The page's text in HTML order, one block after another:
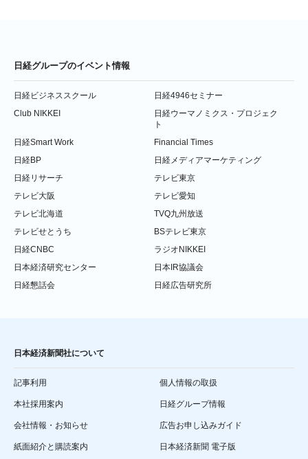
日経グループのイベント情報
日経ビジネススクール
日経4946セミナー
Club NIKKEI
日経ウーマノミクス・プロジェク
ト
日経Smart Work
Financial Times
日経BP
日経メディアマーケティング
日経リサーチ
テレビ東京
テレビ大阪
テレビ愛知
テレビ北海道
TVQ九州放送
テレビせとうち
BSテレビ東京
日経CNBC
ラジオNIKKEI
日本経済研究センター
日本IR協議会
日経懇話会
日経広告研究所
日本経済新聞社について
記事利用 個人情報の取扱
本社採用案内 日経グループ情報
会社情報・お知らせ 広告お申し込みガイド
紙面紹介と購読案内 日本経済新聞 電子版